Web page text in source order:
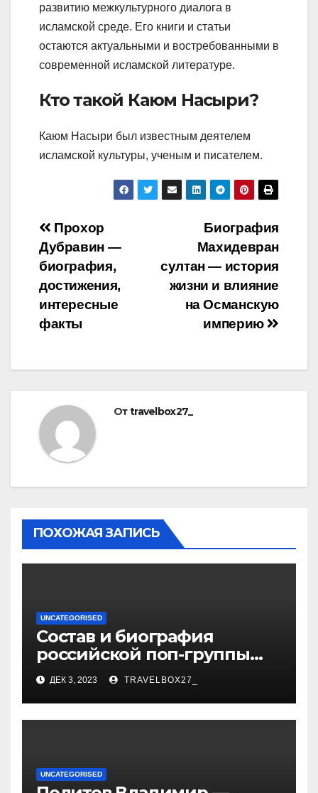
развитию межкультурного диалога в
исламской среде. Его книги и статьи
остаются актуальными и востребованными в
современной исламской литературе.
Кто такой Каюм Насыри?
Каюм Насыри был известным деятелем
исламской культуры, ученым и писателем.
Навигация
по
записям
Биография
Махидевран
султан — история
жизни и влияние
на Османскую
империю
Прохор
Дубравин —
биография,
достижения,
интересные
факты
Отtravelbox27_
ПОХОЖАЯ ЗАПИСЬ
UNCATEGORISED
Состав и биография
российской поп-группы
«Иванушки интернешнл»
— история успеха, музыка
и судьбы участников
ДЕК 3, 2023 TRAVELBOX27_
UNCATEGORISED